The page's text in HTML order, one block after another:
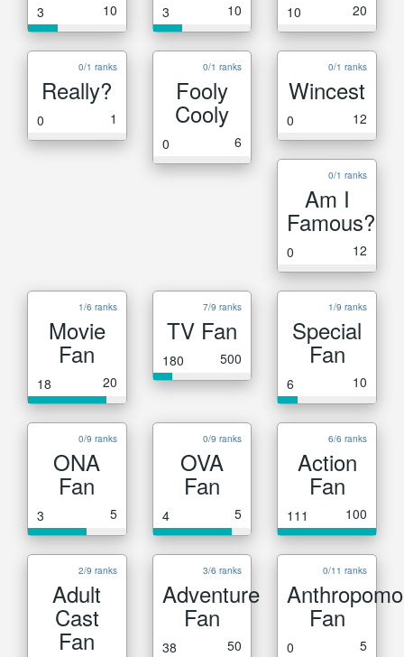
3 10 3 10 10 20
0/1 ranks
Really?
0 1
0/1 ranks
Fooly
Cooly
0 6
0/1 ranks
Wincest
0 12
0/1 ranks
Am I
Famous?
0 12
1/6 ranks
Movie
Fan
18 20
7/9 ranks
TV Fan
180 500
1/9 ranks
Special
Fan
6 10
0/9 ranks
ONA
Fan
3 5
0/9 ranks
OVA
Fan
4 5
6/6 ranks
Action
Fan
111 100
2/9 ranks
Adult
Cast
Fan
3/6 ranks
Adventure
Fan
38 50
0/11 ranks
Fan
0 5